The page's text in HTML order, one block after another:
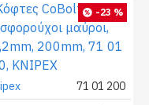
-23 %
71 01 200